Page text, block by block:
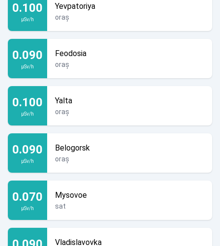
0.100
µSv/h
Yevpatoriya
oraș
0.090
µSv/h
Feodosia
oraș
0.100
µSv/h
Yalta
oraș
0.090
µSv/h
Belogorsk
oraș
0.070
µSv/h
Mysovoe
sat
Vladislavovka